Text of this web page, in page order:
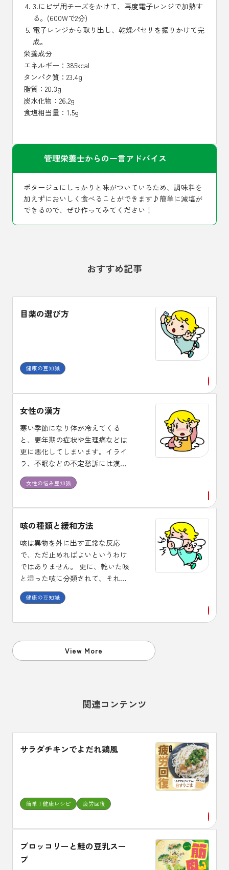
3.にピザ用チーズをかけて、再度電子レンジで加熱す
る。(600Wで2分)
電子レンジから取り出し、乾燥パセリを振りかけて完
成。
栄養成分
エネルギー：385kcal
タンパク質：23.4g
脂質：20.3g
炭水化物：26.2g
食塩相当量：1.5g
管理栄養士からの一言アドバイス
ポタージュにしっかりと味がついているため、調味料を
加えずにおいしく食べることができます♪簡単に減塩が
できるので、ぜひ作ってみてください！
おすすめ記事
目薬の選び方
健康の豆知識
女性の漢方
寒い季節になり体が冷えてくる
と、更年期の症状や生理痛などは
更に悪化してしまいます。イライ
ラ、不眠などの不定愁訴には漢方
治療が適しており、体質に合った
漢方薬を１ヶ月程度は継続して服
女性の悩み豆知識
咳の種類と緩和方法
咳は異物を外に出す正常な反応
で、ただ止めればよいというわけ
ではありません。 更に、乾いた咳
と湿った咳に分類されて、それぞ
れに使用する薬剤が異なります。
また、咳止め薬には中枢性と末梢
を使うと症状が悪化する場合があ
健康の豆知識
View More
関連コンテンツ
サラダチキンでよだれ鶏風
簡単！健康レシピ 疲労回復
ブロッコリーと鮭の豆乳スー
プ